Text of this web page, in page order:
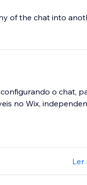
of the chat into
o chat,
no Wix,
Ler